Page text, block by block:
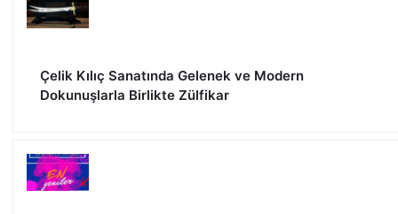
Çelik Kılıç Sanatında Gelenek ve Modern
Dokunuşlarla Birlikte Zülfikar